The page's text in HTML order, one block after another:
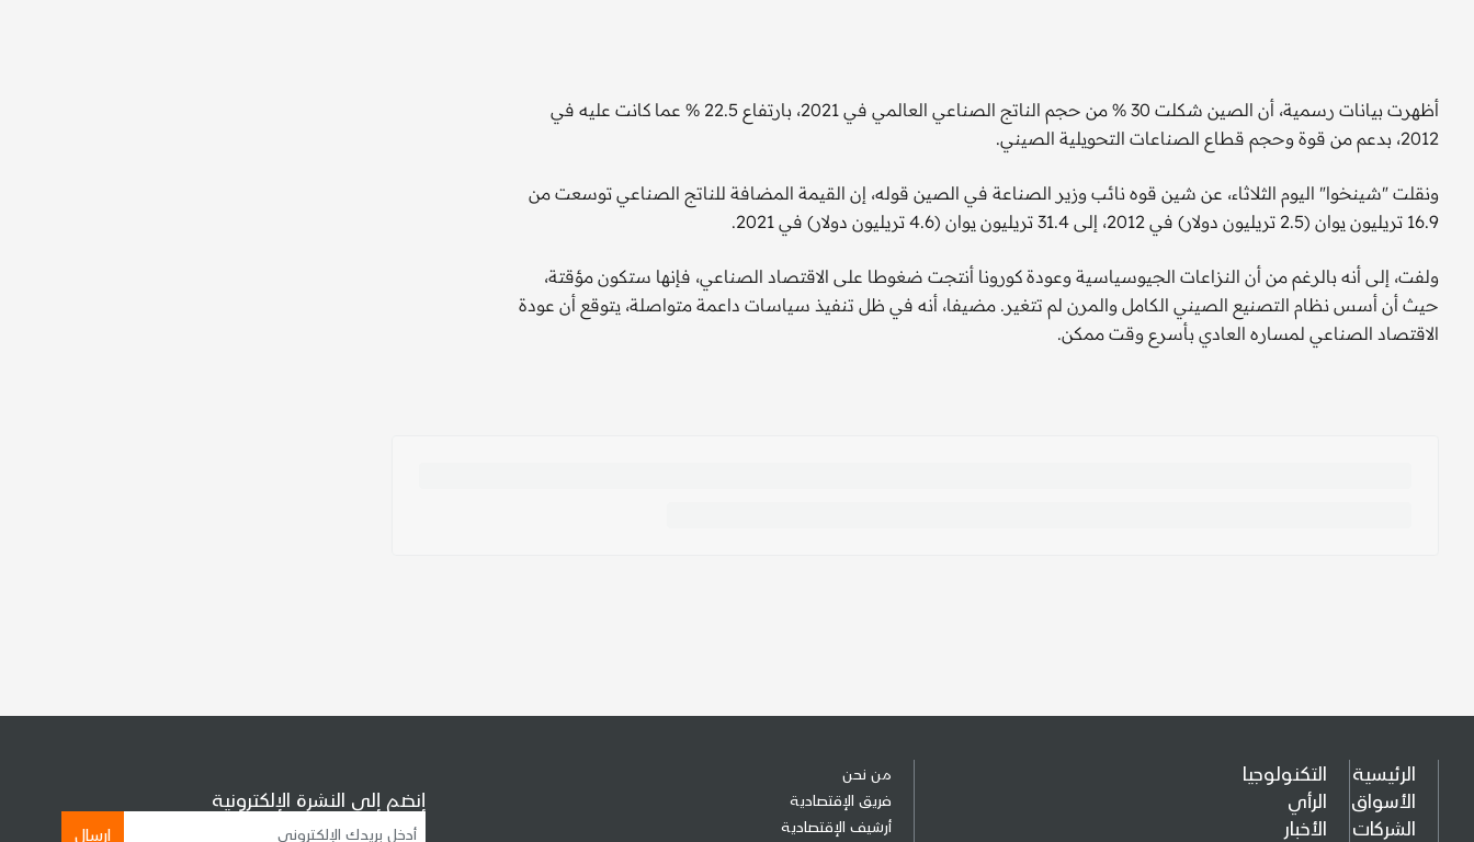
أظهرت بيانات رسمية، أن الصين شكلت 30 % من حجم الناتج الصناعي العالمي في 2021، بارتفاع 22.5 % عما كانت عليه في
2012، بدعم من قوة وحجم قطاع الصناعات التحويلية الصيني.
ونقلت "شينخوا" اليوم الثلاثاء، عن شين قوه نائب وزير الصناعة في الصين قوله، إن القيمة المضافة للناتج الصناعي توسعت من
16.9 تريليون يوان (2.5 تريليون دولار) في 2012، إلى 31.4 تريليون يوان (4.6 تريليون دولار) في 2021.
ولفت، إلى أنه بالرغم من أن النزاعات الجيوسياسية وعودة كورونا أنتجت ضغوطا على الاقتصاد الصناعي، فإنها ستكون مؤقتة،
حيث أن أسس نظام التصنيع الصيني الكامل والمرن لم تتغير. مضيفا، أنه في ظل تنفيذ سياسات داعمة متواصلة، يتوقع أن عودة
الاقتصاد الصناعي لمساره العادي بأسرع وقت ممكن.
الرئيسية
الأسواق
الشركات
التكنولوجيا
الرأي
الأخبار
من نحن
فريق الإقتصادية
أرشيف الإقتصادية
إنضم إلى النشرة الإلكترونية
إرسال